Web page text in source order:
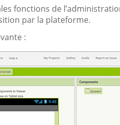
fonctions de
par la plateforme.
: